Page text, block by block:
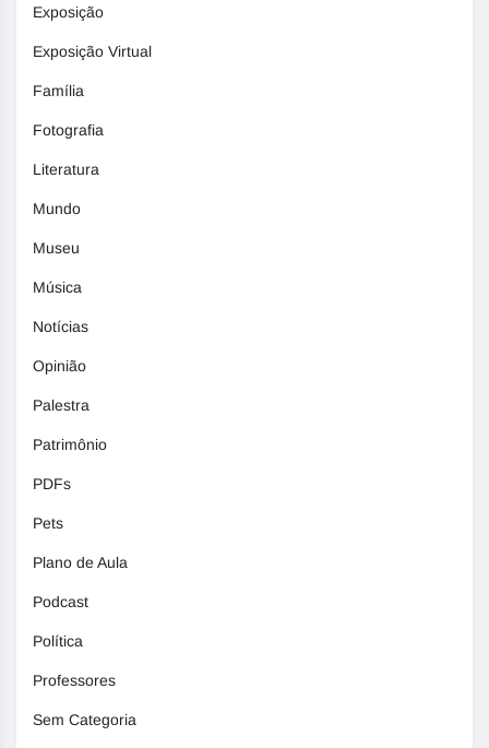
Exposição
Exposição Virtual
Família
Fotografia
Literatura
Mundo
Museu
Música
Notícias
Opinião
Palestra
Patrimônio
PDFs
Pets
Plano de Aula
Podcast
Política
Professores
Sem Categoria